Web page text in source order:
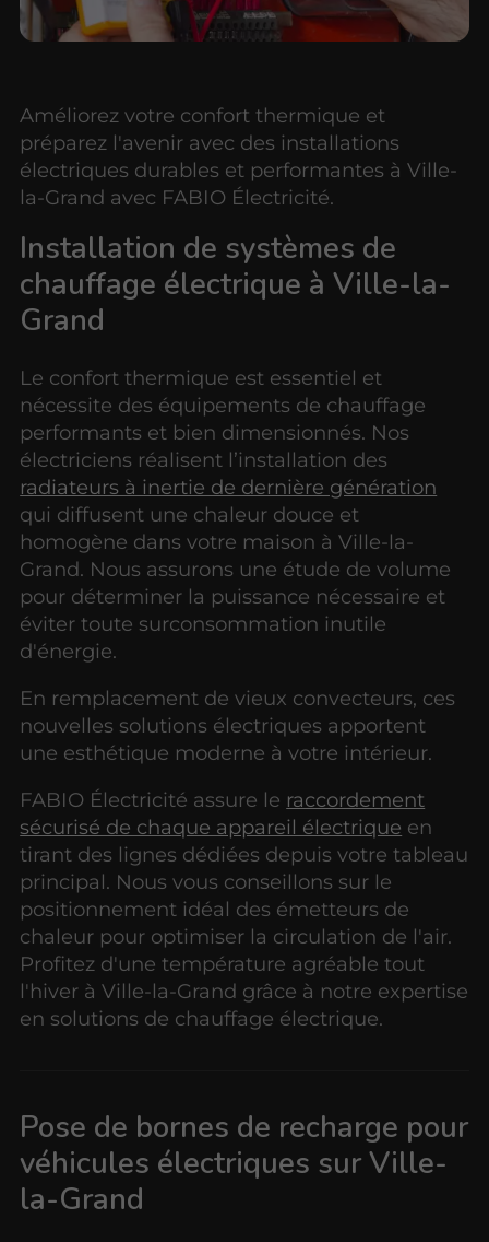
Améliorez votre confort thermique et
préparez l'avenir avec des installations
électriques durables et performantes à Ville-
la-Grand avec FABIO Électricité.
Installation de systèmes de
chauffage électrique à Ville-la-
Grand
Le confort thermique est essentiel et
nécessite des équipements de chauffage
performants et bien dimensionnés. Nos
électriciens réalisent l’installation des
radiateurs à inertie de dernière génération
qui diffusent une chaleur douce et
homogène dans votre maison à Ville-la-
Grand. Nous assurons une étude de volume
pour déterminer la puissance nécessaire et
éviter toute surconsommation inutile
d'énergie.
En remplacement de vieux convecteurs, ces
nouvelles solutions électriques apportent
une esthétique moderne à votre intérieur.
FABIO Électricité assure le raccordement
sécurisé de chaque appareil électrique en
tirant des lignes dédiées depuis votre tableau
principal. Nous vous conseillons sur le
positionnement idéal des émetteurs de
chaleur pour optimiser la circulation de l'air.
Profitez d'une température agréable tout
l'hiver à Ville-la-Grand grâce à notre expertise
en solutions de chauffage électrique.
Pose de bornes de recharge pour
véhicules électriques sur Ville-
la-Grand